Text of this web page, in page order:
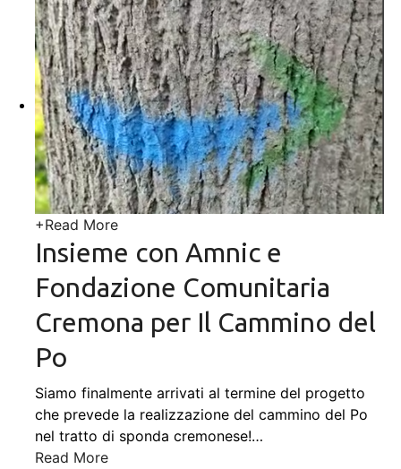
+Read More
Insieme con Amnic e
Fondazione Comunitaria
Cremona per Il Cammino del
Po
Siamo finalmente arrivati al termine del progetto
che prevede la realizzazione del cammino del Po
nel tratto di sponda cremonese!…
Read More